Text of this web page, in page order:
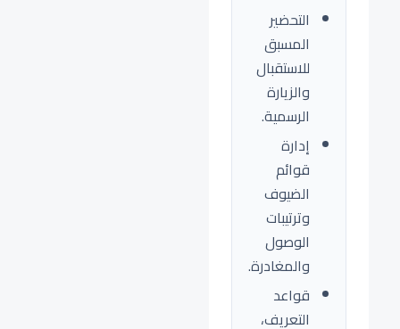
التحضير
المسبق
للاستقبال
والزيارة
الرسمية.
إدارة
قوائم
الضيوف
وترتيبات
الوصول
والمغادرة.
قواعد
التعريف،